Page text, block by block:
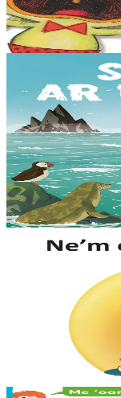
En stock12,00 €
Voir
Acheter
The Secret of
Erin est fascinée par
énorme, sombre et
s'en approchent ! Ces
En stock14,00 €
Voir
Acheter
Ne'm eus ket
La famille de Klervi
5,00 €
Acheter
6 ans et plus